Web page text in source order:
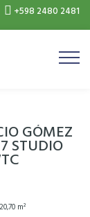
+598 2480 2481
GÓMEZ
STUDIO
20,70 m²